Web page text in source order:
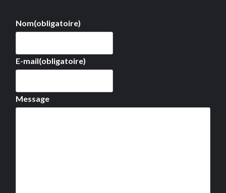
Nom(obligatoire)
E-mail(obligatoire)
Message